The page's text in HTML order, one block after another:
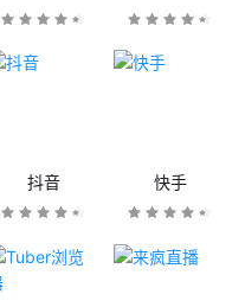
抖音 快手